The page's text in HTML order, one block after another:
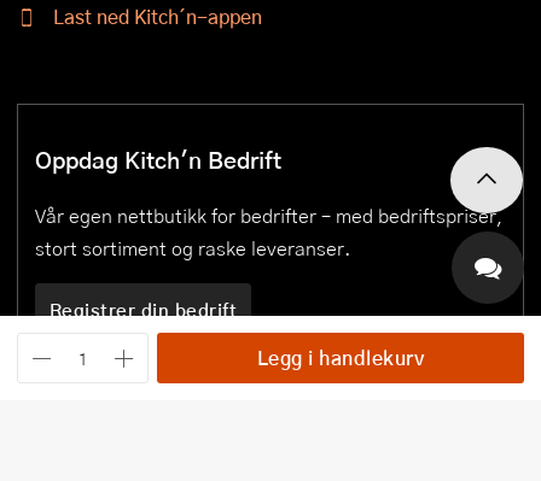
Legg i handlekurv
Last ned Kitch´n-appen
Oppdag Kitch'n Bedrift
Vår egen nettbutikk for bedrifter – med bedriftspriser,
stort sortiment og raske leveranser.
Registrer din bedrift